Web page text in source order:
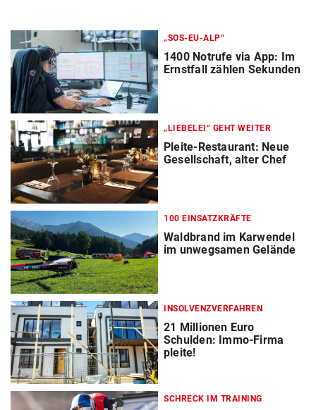
„SOS-EU-ALP“
1400 Notrufe via App: Im
Ernstfall zählen Sekunden
„LIEBELEI“ GEHT WEITER
Pleite-Restaurant: Neue
Gesellschaft, alter Chef
100 EINSATZKRÄFTE
Waldbrand im Karwendel
im unwegsamen Gelände
INSOLVENZVERFAHREN
21 Millionen Euro
Schulden: Immo-Firma
pleite!
SCHRECK IM TRAINING